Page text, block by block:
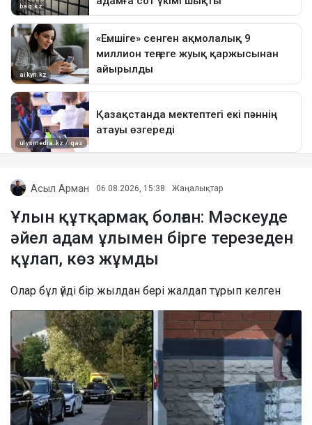
Асыл Арман 06.08.2026, 15:38 Жаңалықтар
Ұлын құтқармақ болған: Мәскеуде
әйел адам ұлымен бірге терезеден
құлап, көз жұмды
Олар бұл үйді бір жылдан бері жалдап тұрып келген